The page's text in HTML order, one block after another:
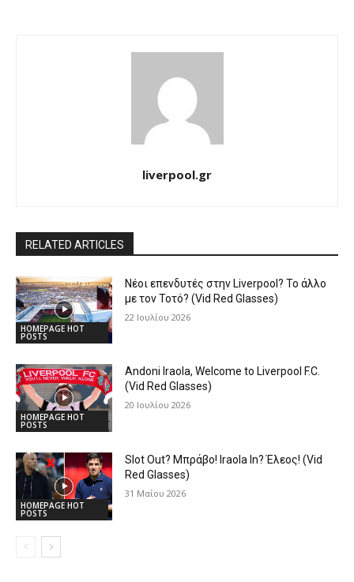
liverpool.gr
RELATED ARTICLES
HOMEPAGE HOT
POSTS
Νέοι επενδυτές στην Liverpool? Το άλλο
με τον Τοτό? (Vid Red Glasses)
22 Ιουλίου 2026
HOMEPAGE HOT
POSTS
Andoni Iraola, Welcome to Liverpool F.C.
(Vid Red Glasses)
20 Ιουλίου 2026
HOMEPAGE HOT
POSTS
Slot Out? Μπράβο! Iraola In? Έλεος! (Vid
Red Glasses)
31 Μαΐου 2026